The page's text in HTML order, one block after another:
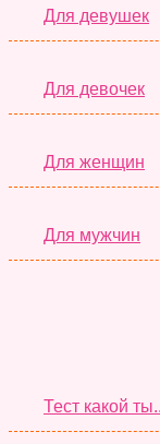
Для девушек
Для девочек
Для женщин
Для мужчин
Тест какой